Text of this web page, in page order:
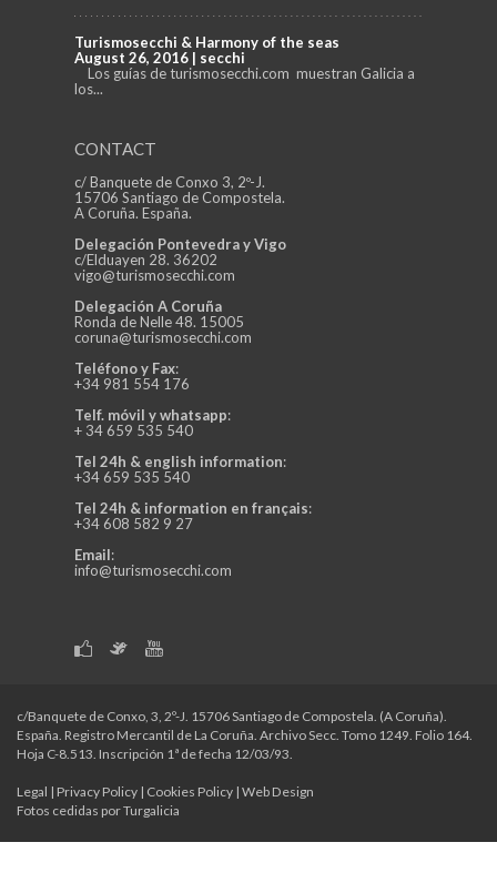
Turismosecchi & Harmony of the seas
August 26, 2016 | secchi
Los guías de turismosecchi.com muestran Galicia a
los...
CONTACT
c/ Banquete de Conxo 3, 2º-J.
15706 Santiago de Compostela.
A Coruña. España.
Delegación Pontevedra y Vigo
c/Elduayen 28. 36202
vigo@turismosecchi.com
Delegación A Coruña
Ronda de Nelle 48. 15005
coruna@turismosecchi.com
Teléfono y Fax:
+34 981 554 176
Telf. móvil y whatsapp:
+ 34 659 535 540
Tel 24h & english information:
+34 659 535 540
Tel 24h & information en français:
+34 608 582 9 27
Email:
info@turismosecchi.com
c/Banquete de Conxo, 3, 2º-J. 15706 Santiago de Compostela. (A Coruña).
España. Registro Mercantil de La Coruña. Archivo Secc. Tomo 1249. Folio 164.
Hoja C-8.513. Inscripción 1ª de fecha 12/03/93.
Legal | Privacy Policy | Cookies Policy | Web Design
Fotos cedidas por Turgalicia